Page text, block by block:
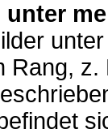
Rang,